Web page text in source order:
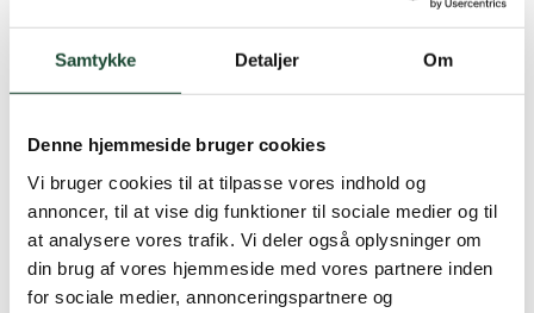
Samtykke Detaljer Om
Denne hjemmeside bruger cookies
Vi bruger cookies til at tilpasse vores indhold og
annoncer, til at vise dig funktioner til sociale medier og til
at analysere vores trafik. Vi deler også oplysninger om
din brug af vores hjemmeside med vores partnere inden
for sociale medier, annonceringspartnere og